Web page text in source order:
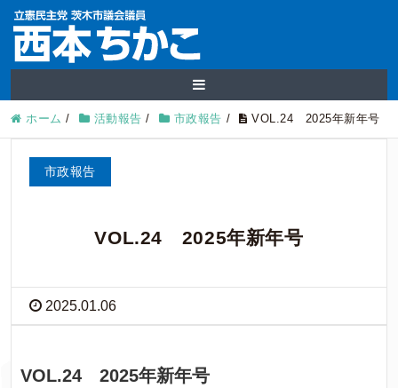
ホーム / 活動報告 / 市政報告 / VOL.24 2025年新年号
市政報告
VOL.24 2025年新年号
2025.01.06
VOL.24 2025年新年号